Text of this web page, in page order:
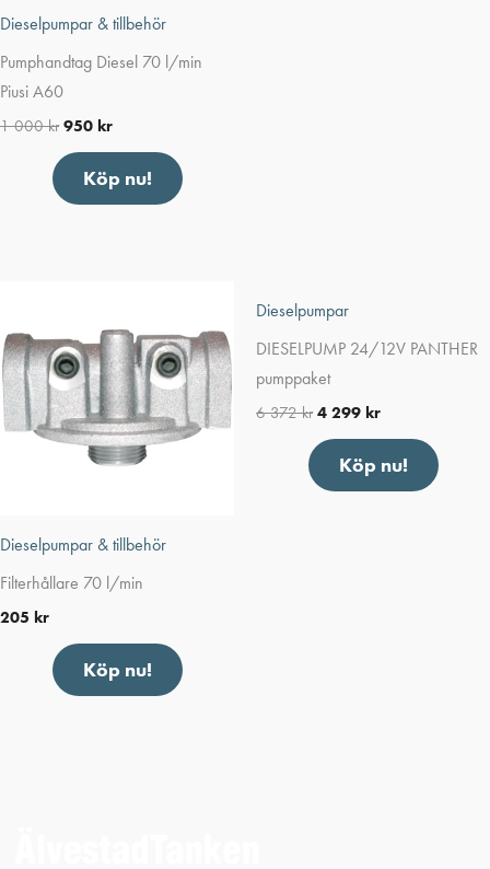
Dieselpumpar & tillbehör
Pumphandtag Diesel 70 l/min
Piusi A60
1 000kr 950 kr
Köp nu!
Dieselpumpar & tillbehör
Filterhållare 70 l/min
205 kr
Köp nu!
Dieselpumpar
DIESELPUMP 24/12V PANTHER
pumppaket
6 372kr 4 299 kr
Köp nu!